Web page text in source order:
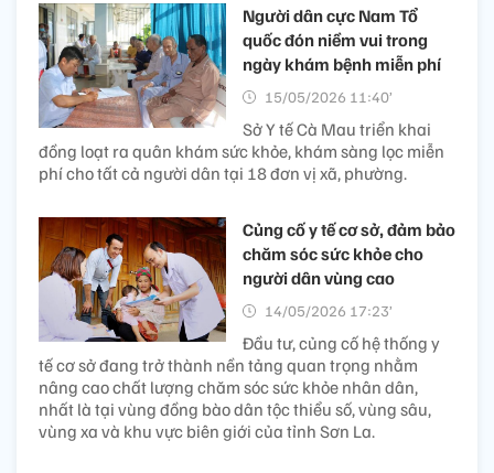
Người dân cực Nam Tổ
quốc đón niềm vui trong
ngày khám bệnh miễn phí
15/05/2026 11:40’
Sở Y tế Cà Mau triển khai
đồng loạt ra quân khám sức khỏe, khám sàng lọc miễn
phí cho tất cả người dân tại 18 đơn vị xã, phường.
Củng cố y tế cơ sở, đảm bảo
chăm sóc sức khỏe cho
người dân vùng cao
14/05/2026 17:23’
Đầu tư, củng cố hệ thống y
tế cơ sở đang trở thành nền tảng quan trọng nhằm
nâng cao chất lượng chăm sóc sức khỏe nhân dân,
nhất là tại vùng đồng bào dân tộc thiểu số, vùng sâu,
vùng xa và khu vực biên giới của tỉnh Sơn La.